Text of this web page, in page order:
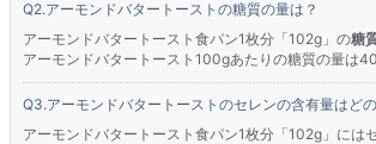
アーモンドバタートーストの糖質の量は？
アーモンドバタートースト食パン1枚分「102g」の糖
アーモンドバタートースト100gあたりの糖質の量は
アーモンドバタートーストのセレンの含有量はど
アーモンドバタートースト食パン1枚分「102g」には